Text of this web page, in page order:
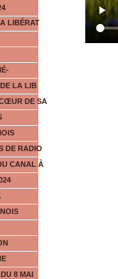
LIBÉRAT
LA LIB
DE SA
DE RADIO
CANAL À
8 MAI